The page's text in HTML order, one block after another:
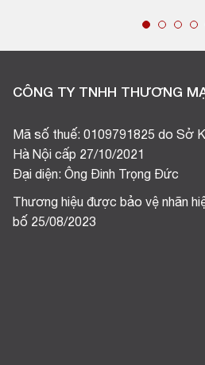
CÔNG TY TNHH THƯƠNG
Mã số thuế: 0109791825 do Sở
Hà Nội cấp 27/10/2021
Đại diện: Ông Đinh Trọng Đức
Thương hiệu được bảo vệ nhãn
bố 25/08/2023